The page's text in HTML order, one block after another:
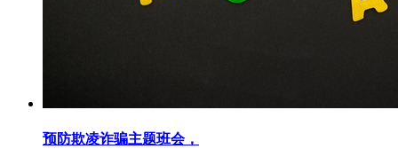
预防欺凌诈骗主题班会，